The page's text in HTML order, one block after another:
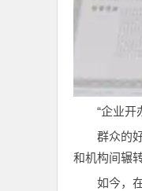
“企业开
群众的
和机构间辗
如今，